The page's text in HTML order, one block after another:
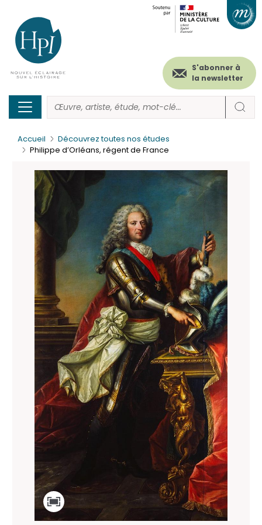
contenu
principal
Menu
secondaire
(header)
S'abonner à
la newsletter
Accueil
Découvrez toutes nos études
Philippe d’Orléans, régent de France